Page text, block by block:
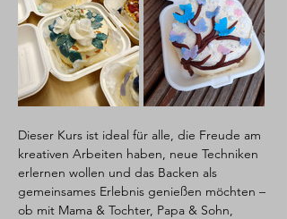
Dieser Kurs ist ideal für alle, die Freude am
kreativen Arbeiten haben, neue Techniken
erlernen wollen und das Backen als
gemeinsames Erlebnis genießen möchten –
ob mit Mama & Tochter, Papa & Sohn,